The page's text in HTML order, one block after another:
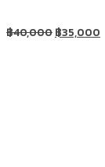
฿40,000฿35,000